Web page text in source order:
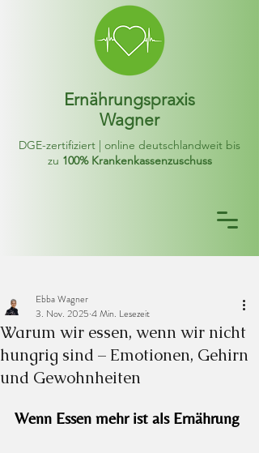
Ernährungspraxis
Wagner
DGE-zertifiziert | online deutschlandweit bis
zu 100% Krankenkassenzuschuss
Warum wir essen, wenn wir nicht
hungrig sind – Emotionen, Gehirn
und Gewohnheiten
Ebba Wagner
3. Nov. 2025 4 Min. Lesezeit
Wenn Essen mehr ist als Ernährung